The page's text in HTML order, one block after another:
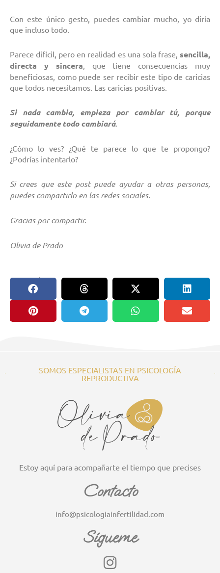
Con este único gesto, puedes cambiar mucho, yo diría
que incluso todo.
Parece difícil, pero en realidad es una sola frase, sencilla,
directa y sincera, que tiene consecuencias muy
beneficiosas, como puede ser recibir este tipo de caricias
que todos necesitamos. Las caricias positivas.
Si nada cambia, empieza por cambiar tú, porque
seguidamente todo cambiará.
¿Cómo lo ves? ¿Qué te parece lo que te propongo?
¿Podrías intentarlo?
Si crees que este post puede ayudar a otras personas,
puedes compartirlo en las redes sociales.
Gracias por compartir.
Olivia de Prado
compartir en:
SOMOS ESPECIALISTAS EN PSICOLOGÍA
REPRODUCTIVA
Estoy aquí para acompañarte el tiempo que precises
Contacto
info@psicologiainfertilidad.com
Sígueme